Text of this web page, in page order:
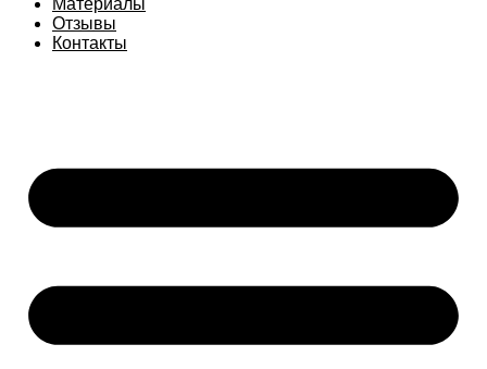
Отзывы
Контакты